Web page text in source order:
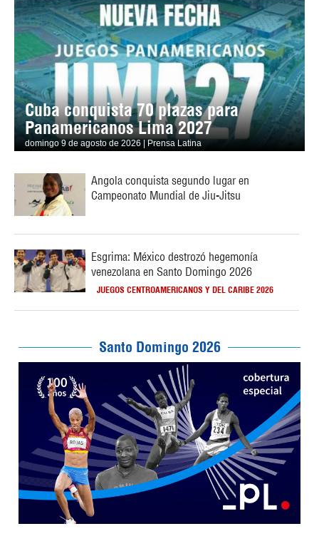
Cuba conquista 70 plazas para
Panamericanos Lima 2027
domingo 9 de agosto de 2026 | Prensa Latina
Angola conquista segundo lugar en
Campeonato Mundial de Jiu-Jitsu
Esgrima: México destrozó hegemonía
venezolana en Santo Domingo 2026
JUEGOS CENTROAMERICANOS Y DEL CARIBE 2026
Santo Domingo 2026